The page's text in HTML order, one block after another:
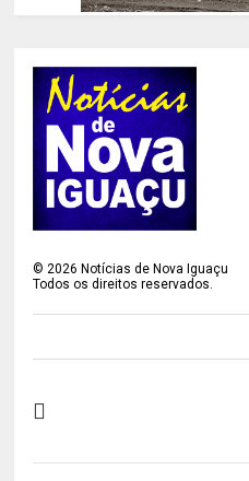
© 2026 Notícias de Nova Iguaçu
Todos os direitos reservados.